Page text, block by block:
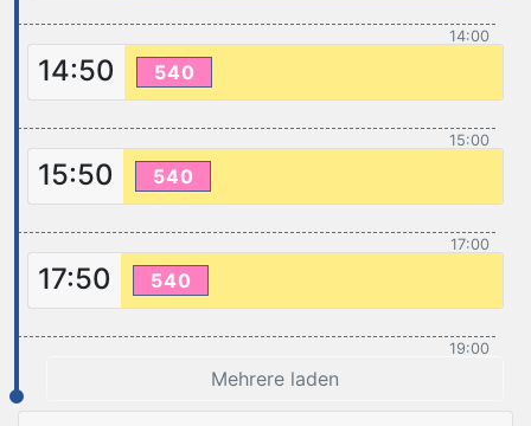
14:00
14:50 540
15:00
15:50 540
17:00
17:50 540
19:00
Mehrere laden